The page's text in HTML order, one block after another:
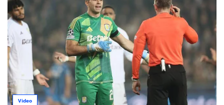
Video